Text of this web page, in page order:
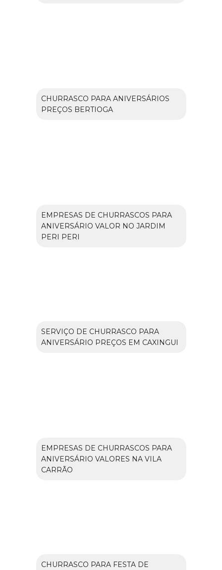
CHURRASCO PARA ANIVERSÁRIOS
PREÇOS BERTIOGA
EMPRESAS DE CHURRASCOS PARA
ANIVERSÁRIO VALOR NO JARDIM
PERI PERI
SERVIÇO DE CHURRASCO PARA
ANIVERSÁRIO PREÇOS EM CAXINGUI
EMPRESAS DE CHURRASCOS PARA
ANIVERSÁRIO VALORES NA VILA
CARRÃO
CHURRASCO PARA FESTA DE